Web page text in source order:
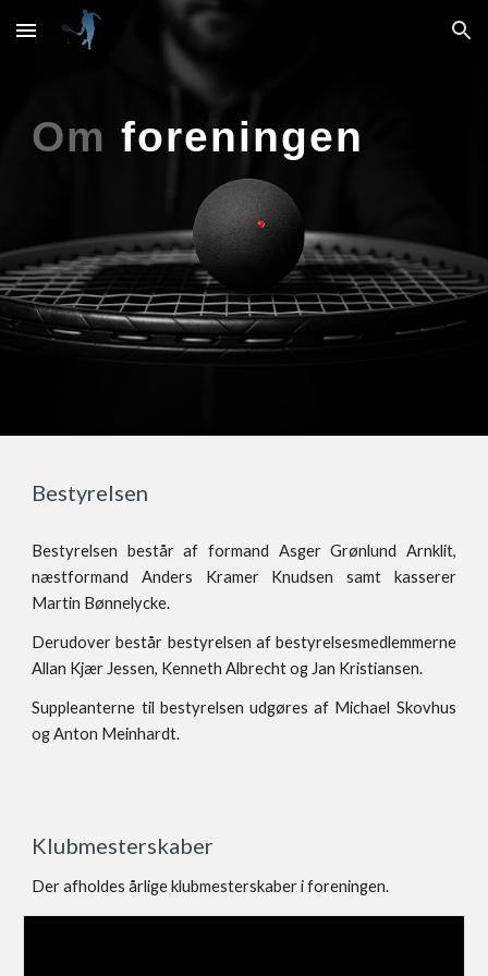
Skip to main content Skip to navigation
Omforeningen
Bestyrelsen
Bestyrelsen består af formand Asger Grønlund Arnklit,
næstformand Anders Kramer Knudsen samt kasserer
Martin Bønnelycke.
Derudover består bestyrelsen af bestyrelsesmedlemmerne
Allan Kjær Jessen, Kenneth Albrecht og Jan Kristiansen.
Suppleanterne til bestyrelsen udgøres af Michael Skovhus
og Anton Meinhardt.
Klubmesterskaber
Der afholdes årlige klubmesterskaber i foreningen.